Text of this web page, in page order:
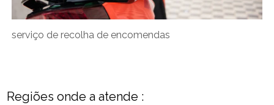
serviço de recolha de encomendas
Regiões onde a atende :